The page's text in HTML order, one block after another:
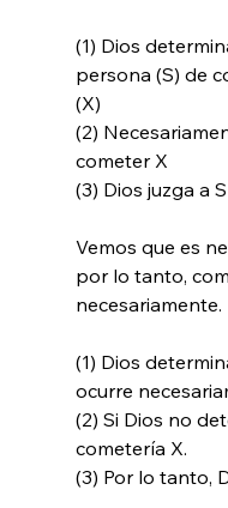
(1) Dios
persona (S) de
(X)
(2)
cometer X
(3) Dios juzga a
Vemos que es
por lo tanto,
necesariamente.
(1) Dios
ocurre
(2) Si Dios no
cometería X.
(3) Por lo tanto,